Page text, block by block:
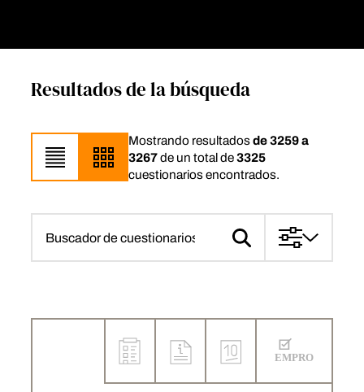
Resultados de la búsqueda
Mostrando resultadosde 3259 a
3267de un total de3325
cuestionarios encontrados.